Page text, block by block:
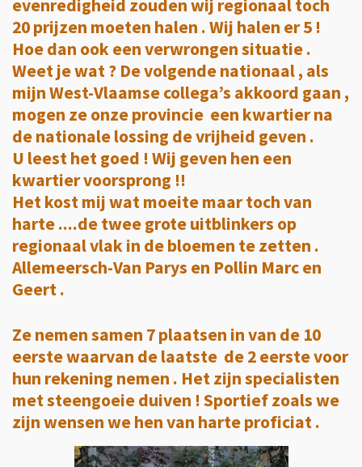
evenredigheid zouden wij regionaal toch
20 prijzen moeten halen . Wij halen er 5 !
Hoe dan ook een verwrongen situatie .
Weet je wat ? De volgende nationaal , als
mijn West-Vlaamse collega’s akkoord gaan ,
mogen ze onze provincie een kwartier na
de nationale lossing de vrijheid geven .
U leest het goed ! Wij geven hen een
kwartier voorsprong !!
Het kost mij wat moeite maar toch van
harte ....de twee grote uitblinkers op
regionaal vlak in de bloemen te zetten .
Allemeersch-Van Parys en Pollin Marc en
Geert .
Ze nemen samen 7 plaatsen in van de 10
eerste waarvan de laatste de 2 eerste voor
hun rekening nemen . Het zijn specialisten
met steengoeie duiven ! Sportief zoals we
zijn wensen we hen van harte proficiat .